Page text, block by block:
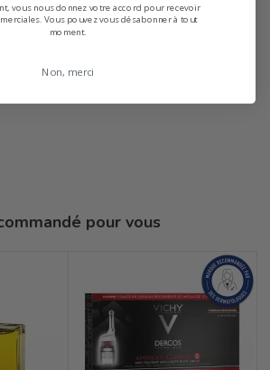
pour vous
vous nous donnez votre accord pour recevoir
Vous pouvez vous désabonner à tout
moment.
Non, merci